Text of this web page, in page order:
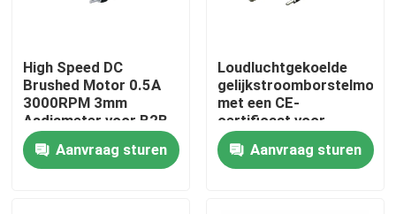
High Speed DC
Brushed Motor 0.5A
3000RPM 3mm
Asdiameter voor B2B-
markt
Aanvraag sturen
Loudluchtgekoelde
gelijkstroomborstelmotor
met een CE-
certificaat voor
rechte/holte/dubbele
as
Aanvraag sturen